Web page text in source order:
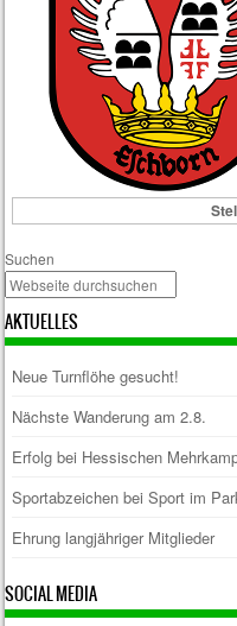
Suchen
AKTUELLES
Neue Turnflöhe gesucht!
Nächste Wanderung am 2.8.
Erfolg bei Hessischen
Sportabzeichen bei Sport im
Ehrung langjähriger Mitglieder
SOCIAL MEDIA